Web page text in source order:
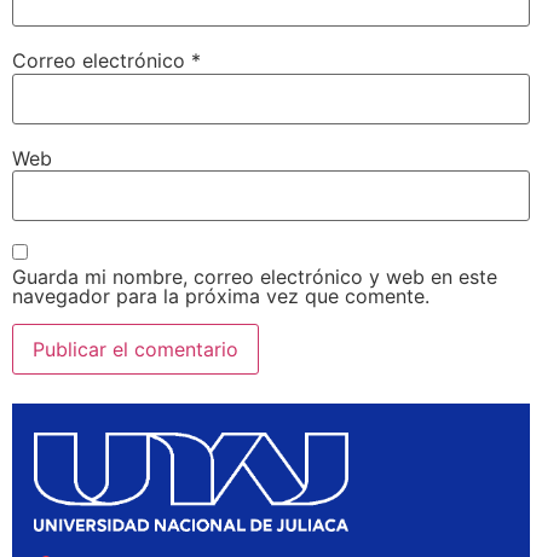
Correo electrónico *
Web
Guarda mi nombre, correo electrónico y web en este
navegador para la próxima vez que comente.